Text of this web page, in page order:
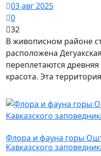
03 авг 2025
0
32
В живописном районе
расположена
переплетаются
красота. Эта
Флора и фауна горы
Кавказского